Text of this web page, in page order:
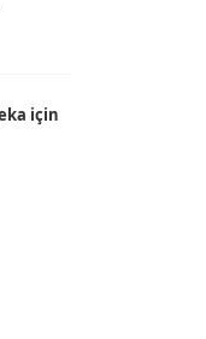
için